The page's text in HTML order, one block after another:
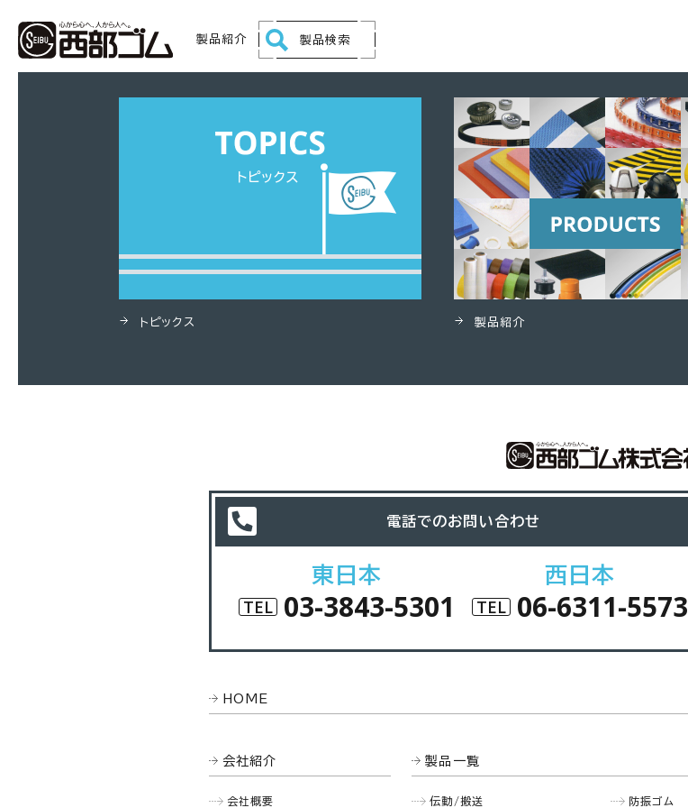
製品紹介 製品検索
HOME ポリエチレン製丸型容器・角型容器
トピックス 製品紹介
電話でのお問い合わせ
東日本
TEL 03-3843-5301
西日本
TEL 06-6311-5573
HOME
会社紹介
会社概要
製品一覧
伝動/搬送 防振ゴム